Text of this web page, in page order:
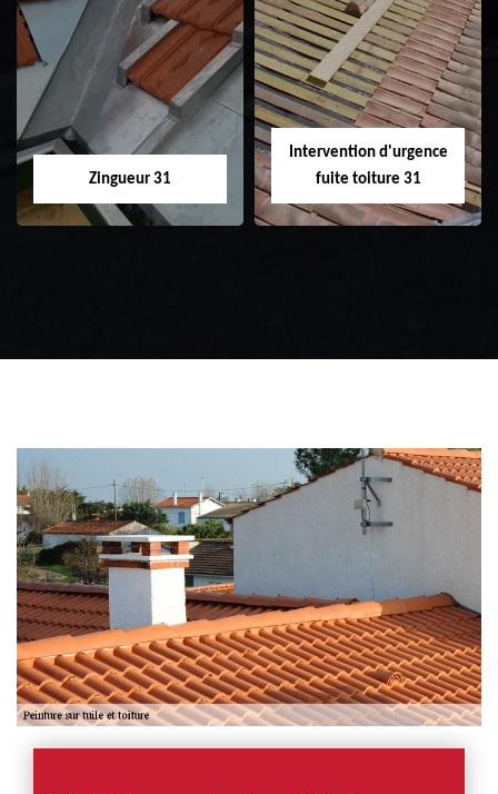
Etanchéité toiture
31
Réparation de
toiture 31
Zingueur 31
Intervention d'urgence
fuite toiture 31